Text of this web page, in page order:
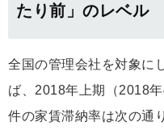
たり前」のレベル
全国の管理会社を対象に
ば、2018年上期（2018
件の家賃滞納率は次の通